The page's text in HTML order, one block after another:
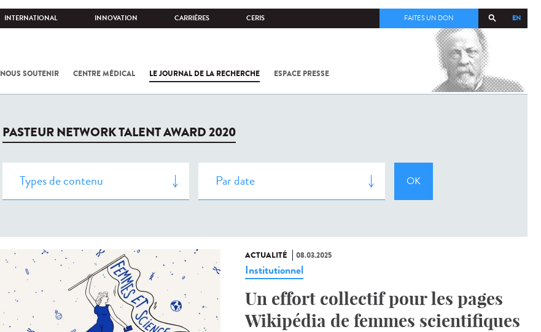
INTERNATIONAL INNOVATION CARRIÈRES CERIS EN
FAITES UN DON
NOUS SOUTENIR CENTRE MÉDICAL LE JOURNAL DE LA RECHERCHE ESPACE PRESSE
COV-2 /
PASTEUR NETWORK TALENT AWARD 2020
ACTUALITÉ 08.03.2025
Institutionnel
Un effort collectif pour les pages
Wikipédia de femmes scientifiques